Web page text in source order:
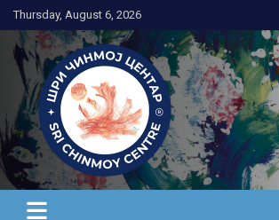
Skip
to
content
Thursday, August 6, 2026
Медитација